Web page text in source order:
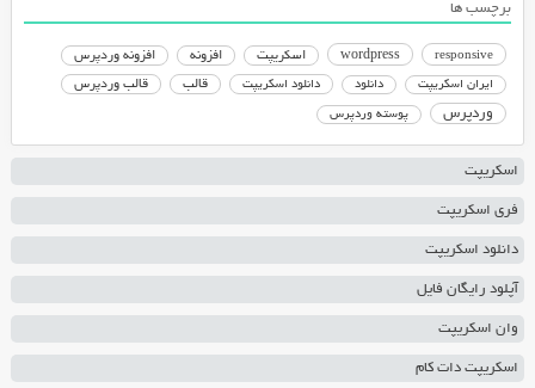
برچسب ها
responsive
wordpress اسکریپت افزونه افزونه وردپرس
ایران اسکریپت دانلود دانلود اسکریپت قالب قالب وردپرس
وردپرس پوسته وردپرس
اسکریپت
فری اسکریپت
دانلود اسکریپت
آپلود رایگان فایل
وان اسکریپت
اسکریپت دات کام